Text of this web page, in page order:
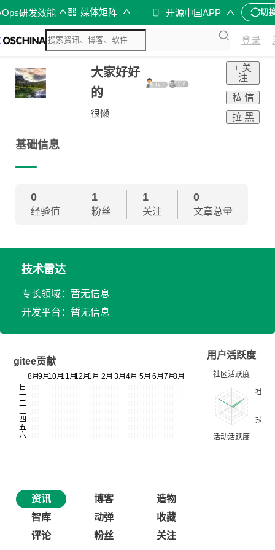
研发效能 媒体矩阵 开源中国APP 切
登录
大家好好
的
很懒
+ 关
注
私 信
拉 黑
基础信息
0
经验值
1
粉丝
1
关注
0
文章总量
技术雷达
专长领域：暂无信息
开发平台：暂无信息
gitee贡献
用户活跃度
资讯 博客
造物
智库
动弹
收藏
评论
粉丝 关注